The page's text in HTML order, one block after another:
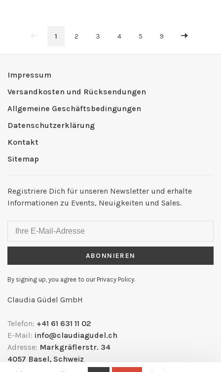
1 2 3 4 5 9
Impressum
Versandkosten und Rücksendungen
Allgemeine Geschäftsbedingungen
Datenschutzerklärung
Kontakt
Sitemap
Registriere Dich für unseren Newsletter und erhalte
Informationen zu Events, Neuigkeiten und Sales.
ABONNIEREN
By signing up, you agree to our Privacy Policy.
Claudia Güdel GmbH
Telefon: +41 61 631 11 02
E-Mail: info@claudiagudel.ch
Adresse: Markgräflerstr. 34
4057 Basel, Schweiz